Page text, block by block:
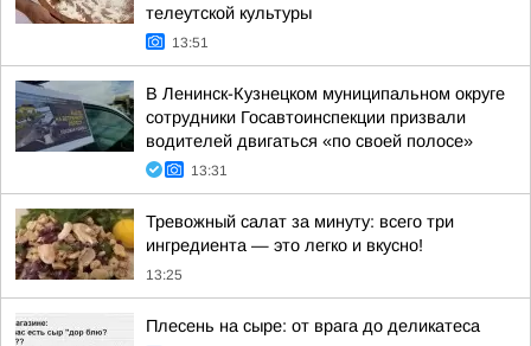
телеутской культуры
13:51
В Ленинск-Кузнецком муниципальном округе
сотрудники Госавтоинспекции призвали
водителей двигаться «по своей полосе»
13:31
Тревожный салат за минуту: всего три
ингредиента — это легко и вкусно!
13:25
Плесень на сыре: от врага до деликатеса